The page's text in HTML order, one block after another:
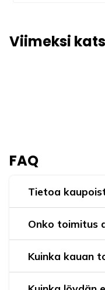
Viimeksi
FAQ
Tietoa
Onko toimitus
Kuinka kauan